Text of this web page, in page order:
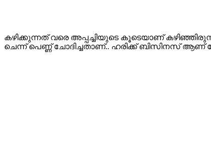
കഴിക്കുന്നത് വരെ അപ്പച്ചിയുടെ കൂടെയാണ്
ചെന്ന് പെണ്ണ് ചോദിച്ചതാണ്.. ഹരിക്ക് ബിസിനസ് ആണ്